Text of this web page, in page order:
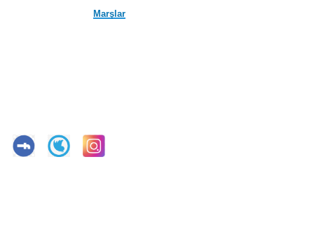
Marşlar